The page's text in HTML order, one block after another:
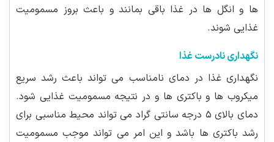
ها و انگل ها در غذا باقی بمانند و باعث بروز مسمومیت
غذایی شوند.
نگهداری نادرست غذا
نگهداری غذا در دمای نامناسب می تواند باعث رشد سریع
میکروب ها و باکتری ها و در نتیجه مسمومیت غذایی شود.
دمای بالای ۵ درجه سانتی گراد می تواند محیط مناسبی برای
رشد باکتری ها باشد و این امر می تواند موجب مسمومیت